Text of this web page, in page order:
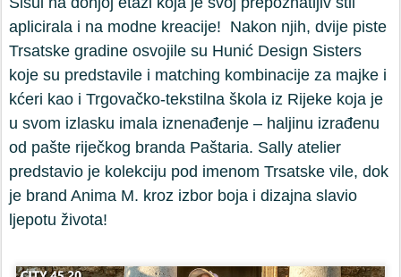
aplicirala i na modne kreacije! Nakon njih, dvije piste
Trsatske gradine osvojile su Hunić Design Sisters
koje su predstavile i matching kombinacije za majke i
kćeri kao i Trgovačko-tekstilna škola iz Rijeke koja je
u svom izlasku imala iznenađenje – haljinu izrađenu
od pašte riječkog branda Paštaria. Sally atelier
predstavio je kolekciju pod imenom Trsatske vile, dok
je brand Anima M. kroz izbor boja i dizajna slavio
ljepotu života!